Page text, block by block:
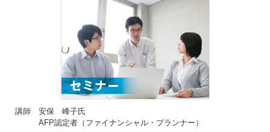
講師 安保 峰子氏
AFP認定者（ファイナンシャル・プランナー）